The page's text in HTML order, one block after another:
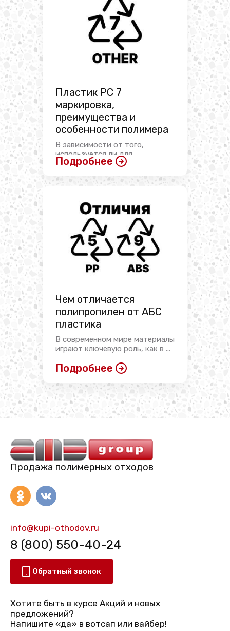
Пластик PC 7
маркировка,
преимущества и
особенности полимера
В зависимости от того,
используется ли для
изготовления той ...
Подробнее
Чем отличается
полипропилен от АБС
пластика
В современном мире материалы
играют ключевую роль, как в ...
Подробнее
Продажа полимерных отходов
info@kupi-othodov.ru
8 (800) 550-40-24
Обратный звонок
Хотите быть в курсе Акций и новых
предложений?
Напишите «да» в вотсап или вайбер!